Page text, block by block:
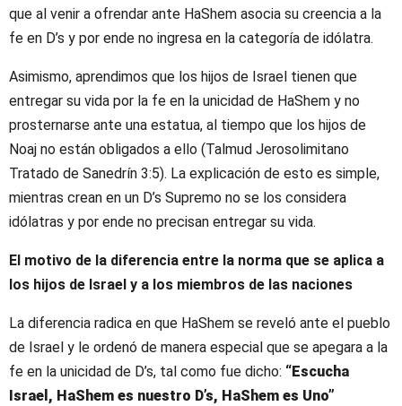
que al venir a ofrendar ante HaShem asocia su creencia a la
fe en D’s y por ende no ingresa en la categoría de idólatra.
Asimismo, aprendimos que los hijos de Israel tienen que
entregar su vida por la fe en la unicidad de HaShem y no
prosternarse ante una estatua, al tiempo que los hijos de
Noaj no están obligados a ello (Talmud Jerosolimitano
Tratado de Sanedrín 3:5). La explicación de esto es simple,
mientras crean en un D’s Supremo no se los considera
idólatras y por ende no precisan entregar su vida.
El motivo de la diferencia entre la norma que se aplica a
los hijos de Israel y a los miembros de las naciones
La diferencia radica en que HaShem se reveló ante el pueblo
de Israel y le ordenó de manera especial que se apegara a la
fe en la unicidad de D’s, tal como fue dicho: “Escucha
Israel, HaShem es nuestro D’s, HaShem es Uno”